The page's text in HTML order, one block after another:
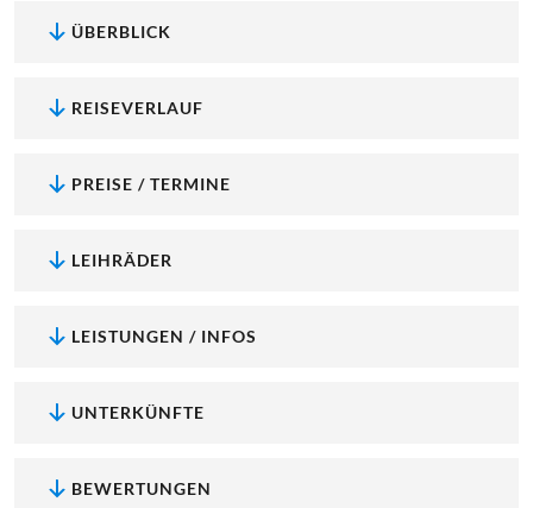
ÜBERBLICK
REISEVERLAUF
PREISE / TERMINE
LEIHRÄDER
LEISTUNGEN / INFOS
UNTERKÜNFTE
BEWERTUNGEN